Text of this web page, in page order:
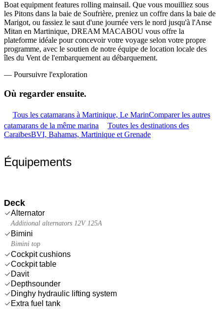
Boat equipment features rolling mainsail. Que vous mouilliez sous
les Pitons dans la baie de Soufrière, preniez un coffre dans la baie de
Marigot, ou fassiez le saut d'une journée vers le nord jusqu'à l'Anse
Mitan en Martinique, DREAM MACABOU vous offre la
plateforme idéale pour concevoir votre voyage selon votre propre
programme, avec le soutien de notre équipe de location locale des
îles du Vent de l'embarquement au débarquement.
— Poursuivre l'exploration
Où regarder ensuite.
Tous les catamarans à Martinique, Le MarinComparer les autres
catamarans de la même marina
Toutes les destinations des
CaraïbesBVI, Bahamas, Martinique et Grenade
Équipements
Deck
Alternator
Additional alternators 12V 125A
Bimini
Bimini top
Cockpit cushions
Cockpit table
Davit
Depthsounder
Dinghy hydraulic lifting system
Extra fuel tank